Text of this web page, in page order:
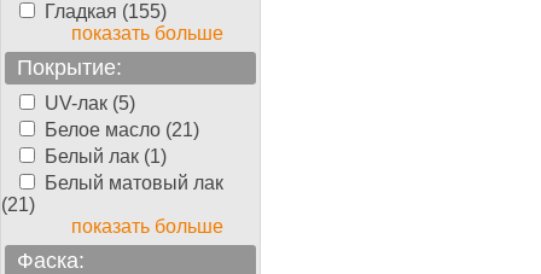
Гладкая (155)
показать больше
Покрытие:
UV-лак (5)
Белое масло (21)
Белый лак (1)
Белый матовый лак
(21)
показать больше
Фаска: